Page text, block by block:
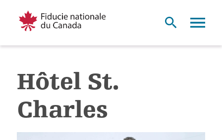
Hôtel St.
Charles